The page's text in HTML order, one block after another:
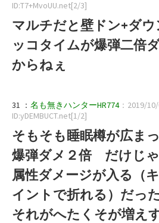
ID:T7+MvoUU.net[2/3]
マルチだと壁ドン+ダ
ッコタイムが爆弾二倍
からねぇ
31 ： 名も無きハンターHR774：2019/
ID:yDEMBUCT.net[1/2]
そもそも睡眠樽が広ま
爆弾ダメ２倍 だけじ
属性ダメージが入る（
イントで折れる）だっ
それがへたくそが増え